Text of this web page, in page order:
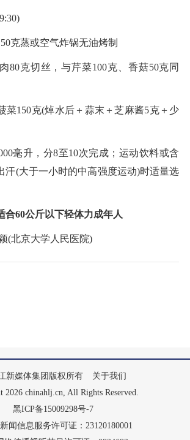
蒸或空气炸锅无油烤制
克切丝，与芹菜100克、香菇50克同
150克(焯水后＋蒜末＋芝麻酱5克＋少
毫升，分8至10次完成；运动饮料或含
汗(大于一小时的中高强度运动)时适量选
60公斤以下轻体力成年人
京大学人民医院)
新媒体集团版权所有
关于我们
2026 chinahlj.cn, All Rights Reserved.
黑ICP备15009298号-7
闻信息服务许可证：23120180001